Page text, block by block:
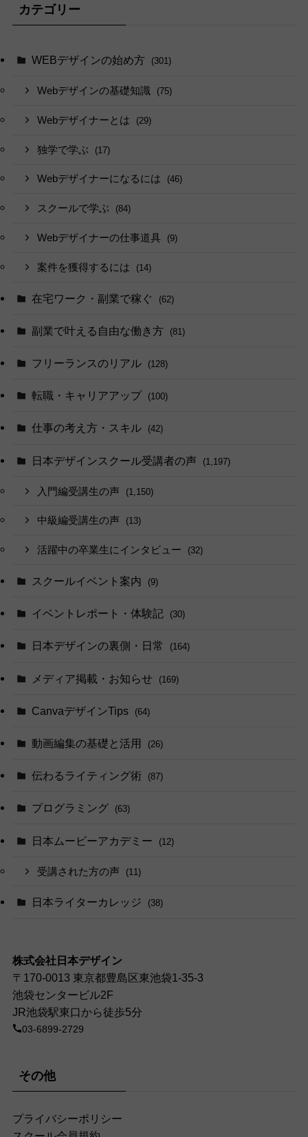
カテゴリー
WEBデザインの始め方 (301)
Webデザインの基礎知識 (75)
Webデザイナーとは (29)
独学で学ぶ (17)
Webデザイナーになるには (46)
スクールで学ぶ (84)
Webデザイナーの仕事道具 (9)
案件を獲得するには (14)
在宅ワーク・副業で稼ぐ (62)
副業で叶える自由な働き方 (81)
フリーランスのリアル (128)
転職・キャリアアップ (100)
仕事の考え方・スキル (42)
日本デザインスクール受講者の声 (1,197)
入門編受講生の声 (1,150)
中級編受講生の声 (13)
活躍中の卒業生にインタビュー (32)
スクールイベント案内 (9)
イベントレポート・体験記 (30)
日本デザインの裏側・日常 (164)
メディア掲載・お知らせ (169)
CanvaデザインTips (64)
動画編集の基礎と活用 (26)
伝わるライティング術 (87)
プログラミング (63)
日本ムービーアカデミー (12)
受講された方の声 (11)
日本ライターカレッジ (38)
株式会社日本デザイン
〒170-0013 東京都豊島区東池袋1-35-3
池袋センタービル2F
JR池袋駅東口から徒歩5分
03-6899-2729
その他
プライバシーポリシー